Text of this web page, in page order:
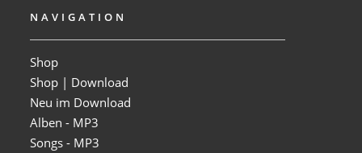
NAVIGATION
Shop
Shop | Download
Neu im Download
Alben - MP3
Songs - MP3